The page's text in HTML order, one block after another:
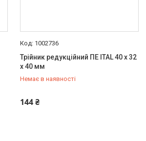
1002736
Трійник редукційний ПЕ ITAL 40 x 32
x 40 мм
Немає в наявності
144 ₴
+380 (67) 500-59-19